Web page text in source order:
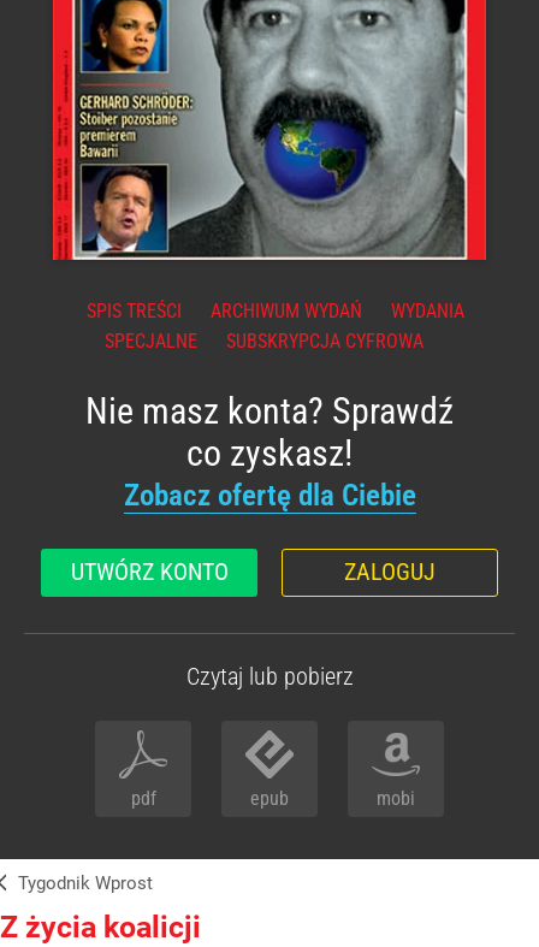
SPIS TREŚCI ARCHIWUM WYDAŃ
WYDANIA
SPECJALNE
SUBSKRYPCJA CYFROWA
Nie masz konta? Sprawdź
co zyskasz!
Zobacz ofertę dla Ciebie
UTWÓRZ KONTO ZALOGUJ
Czytaj lub pobierz
pdf epub mobi
Tygodnik Wprost
Z życia koalicji